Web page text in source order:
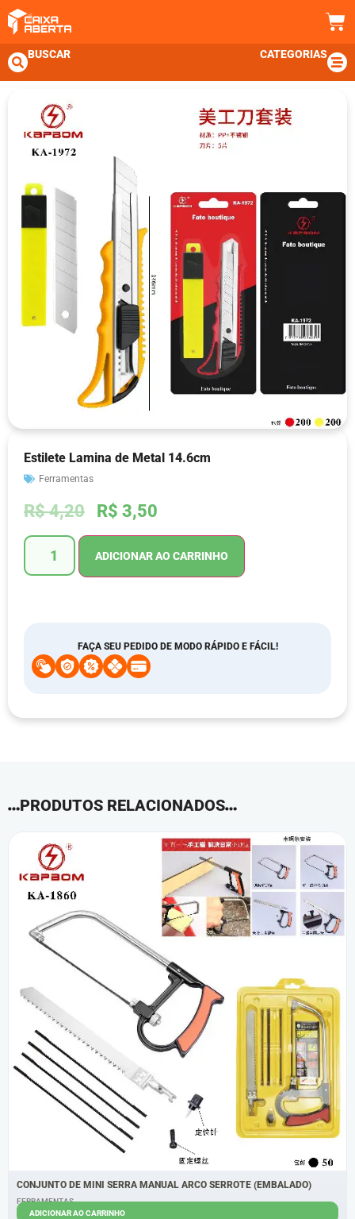
BUSCAR CATEGORIAS
Estilete Lamina de Metal 14.6cm
Ferramentas
R$4,20 R$ 3,50
ADICIONAR AO CARRINHO
FAÇA SEU PEDIDO DE MODO RÁPIDO E FÁCIL!
PRODUTOS RELACIONADOS
CONJUNTO DE MINI SERRA MANUAL ARCO SERROTE (EMBALADO)
FERRAMENTAS
ADICIONAR AO CARRINHO